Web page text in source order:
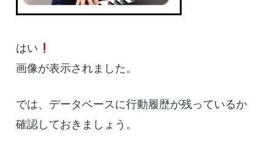
はい
画像が表示されました。
では、データベースに行動履歴が残っているか
確認しておきましょう。